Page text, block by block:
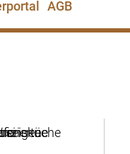
AGB